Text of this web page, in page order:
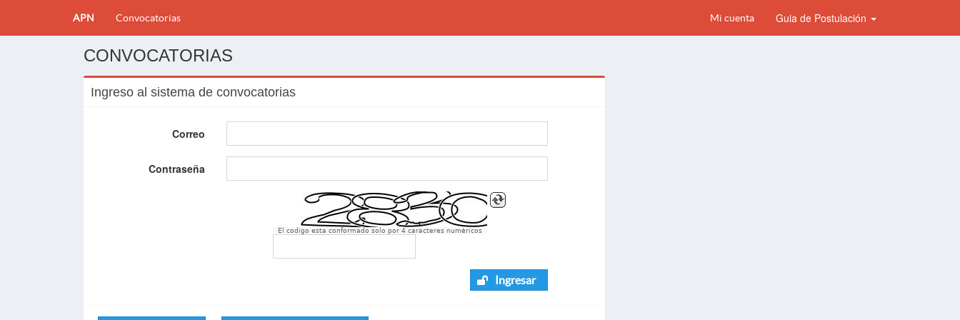
APN Convocatorias Mi cuenta Guia de Postulación
CONVOCATORIAS
Ingreso al sistema de convocatorias
Correo
Contraseña
El codigo esta conformado solo por 4 caracteres numèricos
Ingresar